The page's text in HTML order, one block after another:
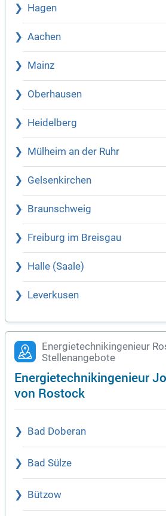
Hagen
Aachen
Mainz
Oberhausen
Heidelberg
Mülheim an der Ruhr
Gelsenkirchen
Braunschweig
Freiburg im Breisgau
Halle (Saale)
Leverkusen
Energietechnikingenieur
Stellenangebote
Energietechnikingenieur
von Rostock
Bad Doberan
Bad Sülze
Bützow